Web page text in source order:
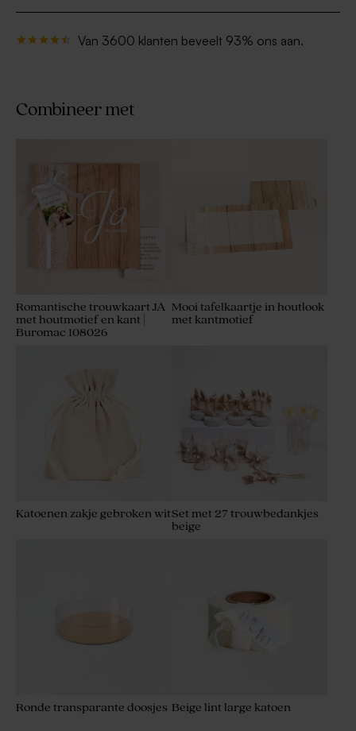
Van 3600 klanten beveelt 93% ons aan.
Combineer met
Romantische trouwkaart JA
met houtmotief en kant |
Buromac 108026
Mooi tafelkaartje in houtlook
met kantmotief
Katoenen zakje gebroken witSet met 27 trouwbedankjes
beige
Ronde transparante doosjes Beige lint large katoen